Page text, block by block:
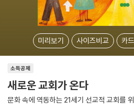
미리보기 사이즈비교 카
소득공제
새로운 교회가 온다
문화 속에 역동하는 21세기 선교적 교회를